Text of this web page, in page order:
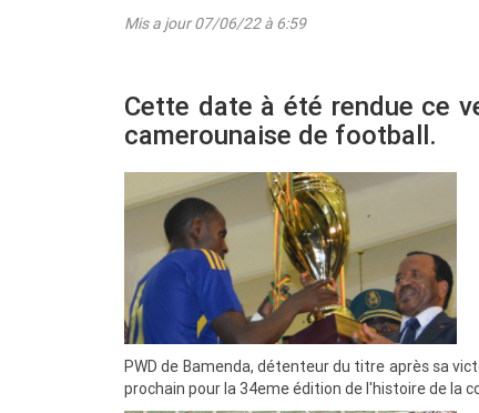
Mis a jour 07/06/22 à 6:59
Cette date à été rendue ce
camerounaise de football.
PWD de Bamenda, détenteur du titre après sa
prochain pour la 34eme édition de l'histoire de la
Rendez-vous le 10 Octobre avec
une formation de qualité, un métier